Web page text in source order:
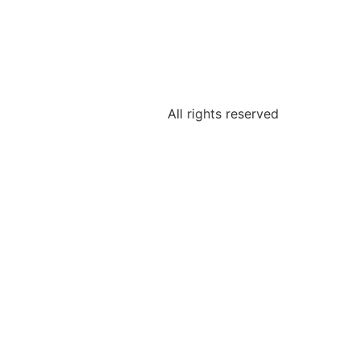
All rights reserved